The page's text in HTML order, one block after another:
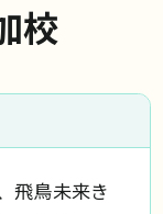
校
飛鳥未来き